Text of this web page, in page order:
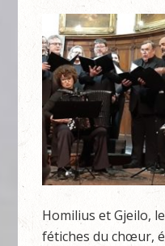
Homilius et Gjeilo,
fétiches du chœur,